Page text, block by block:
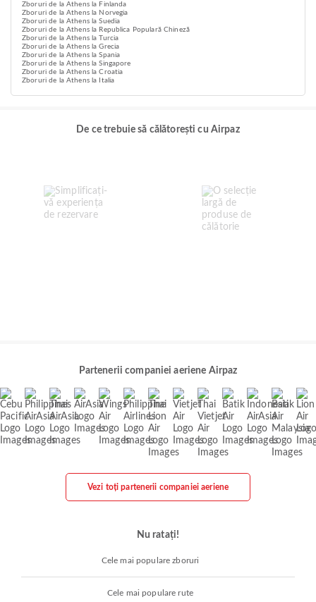
Zboruri de la Athens la Finlanda
Zboruri de la Athens la Norvegia
Zboruri de la Athens la Suedia
Zboruri de la Athens la Republica Populară Chineză
Zboruri de la Athens la Turcia
Zboruri de la Athens la Grecia
Zboruri de la Athens la Spania
Zboruri de la Athens la Singapore
Zboruri de la Athens la Croatia
Zboruri de la Athens la Italia
De ce trebuie să călătorești cu Airpaz
Partenerii companiei aeriene Airpaz
Vezi toți partenerii companiei aeriene
Nu ratați!
Cele mai populare zboruri
Cele mai populare rute